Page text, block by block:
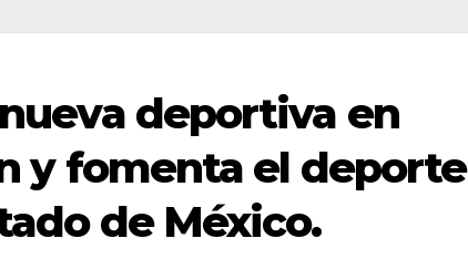
deportiva en
y fomenta el deporte
de México.